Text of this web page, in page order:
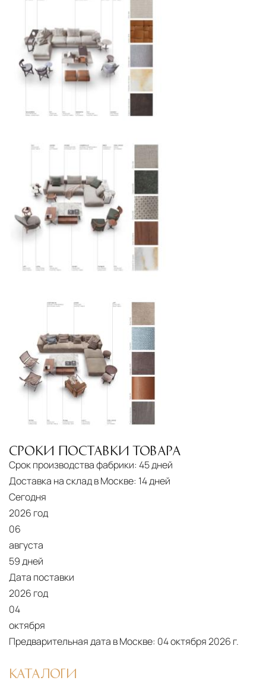
СРОКИ ПОСТАВКИ ТОВАРА
Срок производства фабрики: 45 дней
Доставка на склад в Москве: 14 дней
Сегодня
2026 год
06
августа
59 дней
Дата поставки
2026 год
04
октября
Предварительная дата в Москве: 04 октября 2026 г.
КАТАЛОГИ